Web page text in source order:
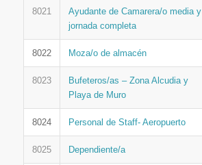
8021
Ayudante de Camarera/o media y
jornada completa
8022 Moza/o de almacén
8023
Bufeteros/as – Zona Alcudia y
Playa de Muro
8024 Personal de Staff- Aeropuerto
8025 Dependiente/a